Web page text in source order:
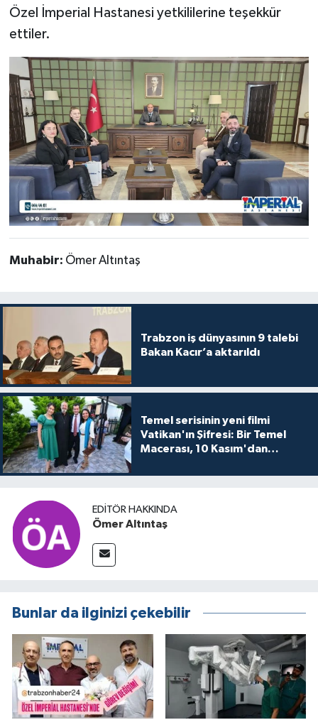
Özel İmperial Hastanesi yetkililerine teşekkür
ettiler.
Muhabir: Ömer Altıntaş
Trabzon iş dünyasının 9 talebi
Bakan Kacır’a aktarıldı
Temel serisinin yeni filmi
Vatikan'ın Şifresi: Bir Temel
Macerası, 10 Kasım'dan
buluşuyo
EDITÖR HAKKINDA
Ömer Altıntaş
Bunlar da ilginizi çekebilir